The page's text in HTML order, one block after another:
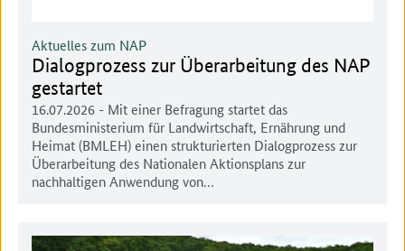
Dialogprozess zur Überarbeitung des NAP
gestartet
Aktuelles zum NAP
16.07.2026 - Mit einer Befragung startet das
Bundesministerium für Landwirtschaft, Ernährung und
Heimat (BMLEH) einen strukturierten Dialogprozess zur
Überarbeitung des Nationalen Aktionsplans zur
nachhaltigen Anwendung von…